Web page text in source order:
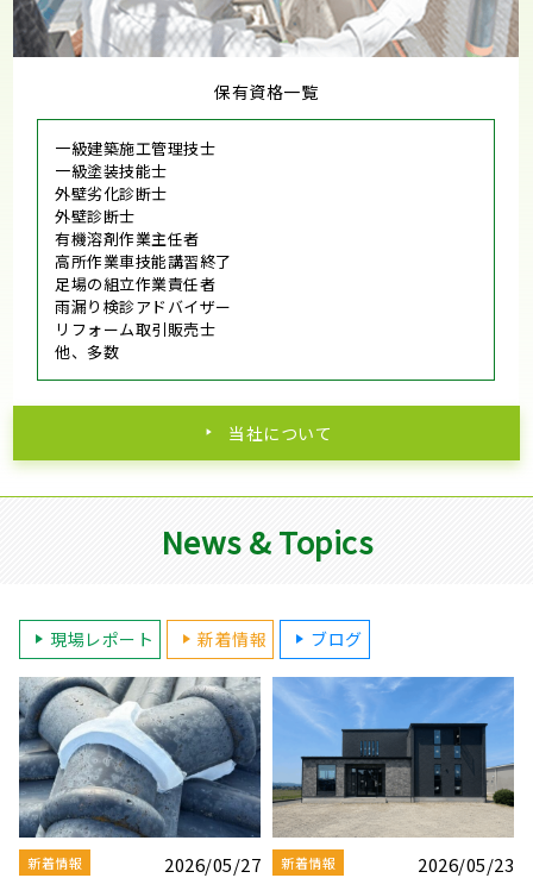
保有資格一覧
一級建築施工管理技士
一級塗装技能士
外壁劣化診断士
外壁診断士
有機溶剤作業主任者
高所作業車技能講習終了
足場の組立作業責任者
雨漏り検診アドバイザー
リフォーム取引販売士
他、多数
当社について
News & Topics
現場レポート 新着情報 ブログ
新着情報
2026/08/03
新着情報
2026/07/30